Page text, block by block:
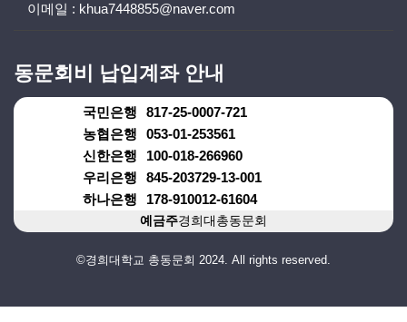
이메일 : khua7448855@naver.com
동문회비 납입계좌 안내
국민은행
817-25-0007-721
농협은행
053-01-253561
신한은행
100-018-266960
우리은행
845-203729-13-001
하나은행
178-910012-61604
예금주경희대총동문회
©경희대학교 총동문회 2024. All rights reserved.